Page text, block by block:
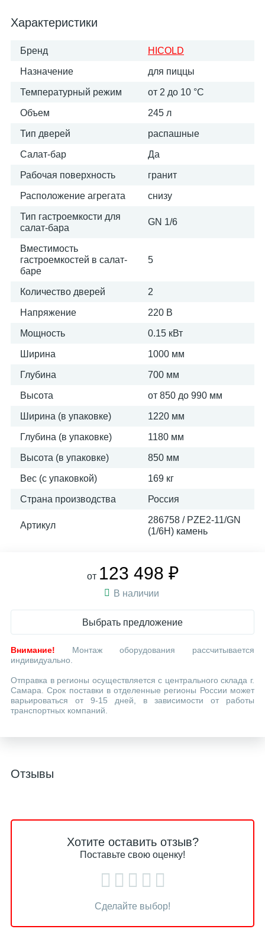
Характеристики
Бренд HICOLD
Назначение для пиццы
Температурный режим от 2 до 10 °С
Объем 245 л
Тип дверей распашные
Салат-бар Да
Рабочая поверхность гранит
Расположение агрегата снизу
Тип гастроемкости для
салат-бара
GN 1/6
Вместимость
гастроемкостей в салат-
баре
5
Количество дверей 2
Напряжение 220 В
Мощность 0.15 кВт
Ширина 1000 мм
Глубина 700 мм
Высота от 850 до 990 мм
Ширина (в упаковке) 1220 мм
Глубина (в упаковке) 1180 мм
Высота (в упаковке) 850 мм
Вес (с упаковкой) 169 кг
Страна производства Россия
Артикул
286758 / PZE2-11/GN
(1/6H) камень
от 123 498 ₽
В наличии
Выбрать предложение
Внимание! Монтаж оборудования рассчитывается
индивидуально.
Отправка в регионы осуществляется с центрального склада г.
Самара. Срок поставки в отделенные регионы России может
варьироваться от 9-15 дней, в зависимости от работы
транспортных компаний.
Отзывы
Хотите оставить отзыв?
Поставьте свою оценку!
Сделайте выбор!